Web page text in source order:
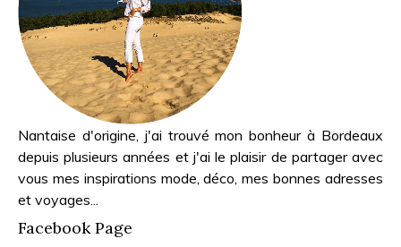
Nantaise d'origine, j'ai trouvé mon bonheur à Bordeaux
depuis plusieurs années et j'ai le plaisir de partager avec
vous mes inspirations mode, déco, mes bonnes adresses
et voyages...
Facebook Page